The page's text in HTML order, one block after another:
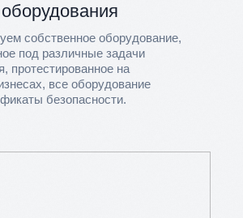
собственное оборудование,
под различные задачи
протестированное на
все оборудование
безопасности.